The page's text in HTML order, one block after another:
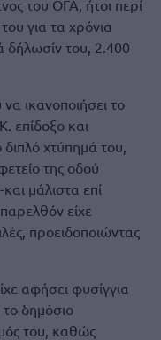
του ΟΓΑ, ήτοι περί
για τα χρόνια
δήλωσίν του, 2.400
ικανοποιήσει το
επίδοξο και
χτύπημά του,
της οδού
μάλιστα επί
είχε
προειδοποιώντας
αφήσει φυσίγγια
δημόσιο
του, καθώς